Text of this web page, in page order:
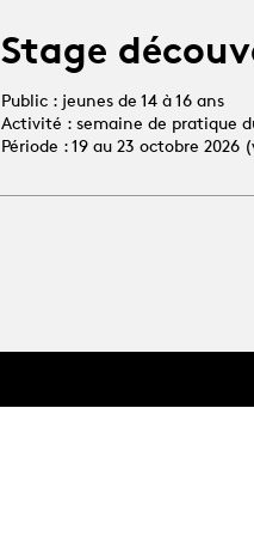
Stage
Public : jeunes de 14 à 16 ans
Activité : semaine de pratique
Période : 19 au 23 octobre